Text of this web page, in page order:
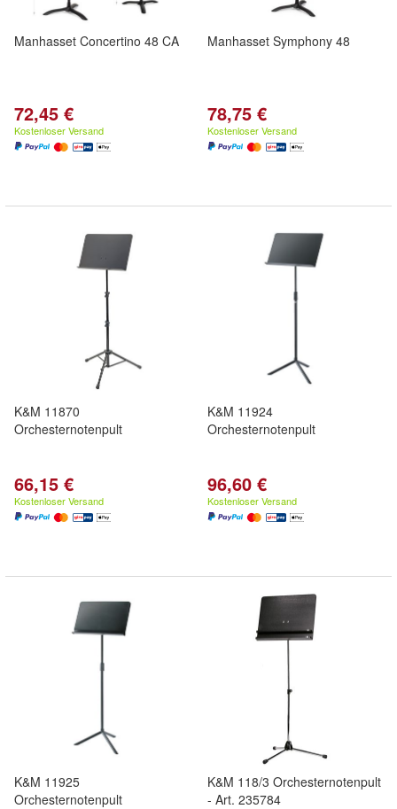
Manhasset Concertino 48 CA
72,45 €
Kostenloser Versand
Manhasset Symphony 48
78,75 €
Kostenloser Versand
K&M 11870
Orchesternotenpult
66,15 €
Kostenloser Versand
K&M 11924
Orchesternotenpult
96,60 €
Kostenloser Versand
K&M 11925
Orchesternotenpult
K&M 118/3 Orchesternotenpult
- Art. 235784